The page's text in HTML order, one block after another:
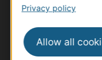
Privacy policy
Allow all